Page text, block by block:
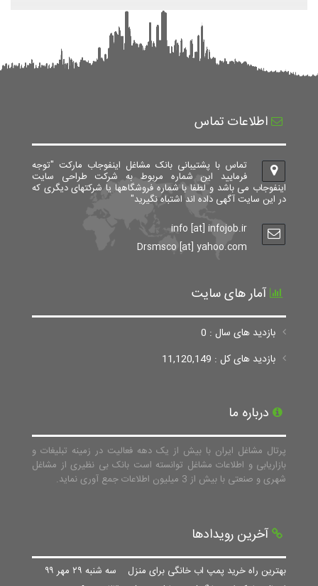
اطلاعات تماس
تماس با پشتیبانی بانک مشاغل اینفوجاب مارکت "توجه
فرمایید این شماره مربوط به شرکت طراحی سایت
اینفوجاب می باشد و لطفا با شماره فروشگاهها یا شرکتهای دیگری که
در این سایت آگهی داده اند اشتباه نگیرید"
info [at] infojob.ir
Drsmsco [at] yahoo.com
آمار های سایت
بازدید های سال : 0
بازدید های کل : 11,120,149
درباره ما
پرتال مشاغل ایران با بیش از یک دهه فعالیت در زمینه تبلیغات و
بازاریابی و اطلاعات مشاغل توانسته است بانک بی نظیری از مشاغل
شهری و صنعتی با بیش از 3 میلیون اطلاعات جمع آوری نماید.
آخرین رویدادها
بهترین راه خرید پمپ اب خانگی برای منزل سه شنبه ۲۹ مهر ۹۹